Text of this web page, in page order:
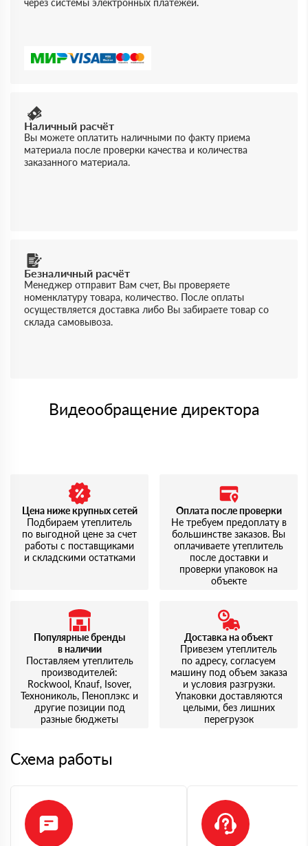
через системы электронных платежей.
Наличный расчёт
Вы можете оплатить наличными по факту приема
материала после проверки качества и количества
заказанного материала.
Безналичный расчёт
Менеджер отправит Вам счет, Вы проверяете
номенклатуру товара, количество. После оплаты
осуществляется доставка либо Вы забираете товар со
склада самовывоза.
Видеообращение директора
Цена ниже крупных сетей
Подбираем утеплитель
по выгодной цене за счет
работы с поставщиками
и складскими остатками
Оплата после проверки
Не требуем предоплату в
большинстве заказов. Вы
оплачиваете утеплитель
после доставки и
проверки упаковок на
объекте
Популярные бренды
в наличии
Поставляем утеплитель
производителей:
Rockwool, Knauf, Isover,
Технониколь, Пеноплэкс и
другие позиции под
разные бюджеты
Доставка на объект
Привезем утеплитель
по адресу, согласуем
машину под объем заказа
и условия разгрузки.
Упаковки доставляются
целыми, без лишних
перегрузок
Схема работы